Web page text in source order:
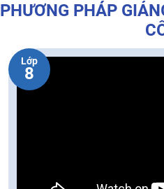
PHƯƠNG PHÁP
Lớp
8